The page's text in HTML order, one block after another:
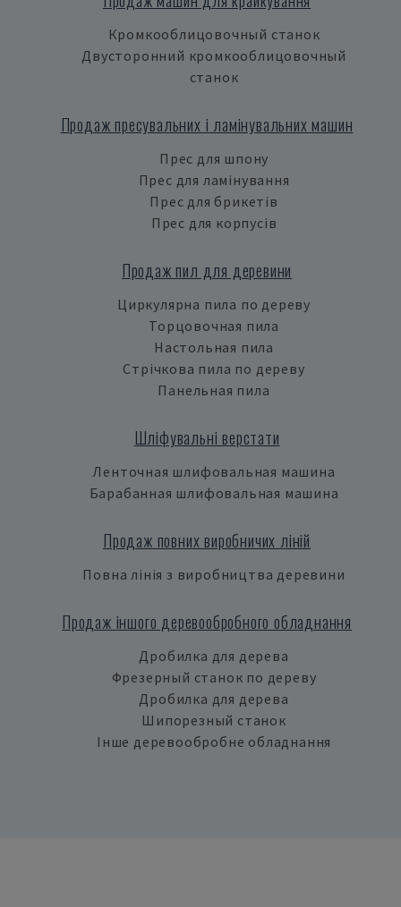
Кромкооблицовочный станок
Двусторонний кромкооблицовочный
станок
Продаж пресувальних і ламінувальних машин
Прес для шпону
Прес для ламінування
Прес для брикетів
Прес для корпусів
Продаж пил для деревини
Циркулярна пила по дереву
Торцовочная пила
Настольная пила
Стрічкова пила по дереву
Панельная пила
Шліфувальні верстати
Ленточная шлифовальная машина
Барабанная шлифовальная машина
Продаж повних виробничих ліній
Повна лінія з виробництва деревини
Продаж іншого деревообробного обладнання
Дробилка для дерева
Фрезерный станок по дереву
Дробилка для дерева
Шипорезный станок
Інше деревообробне обладнання